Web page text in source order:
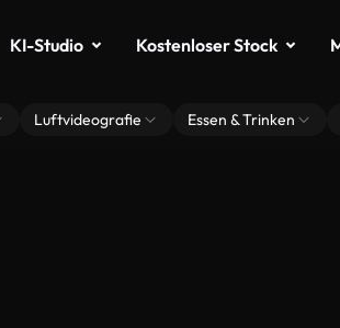
KI-Studio Kostenloser Stock
Luftvideografie Essen & Trinken